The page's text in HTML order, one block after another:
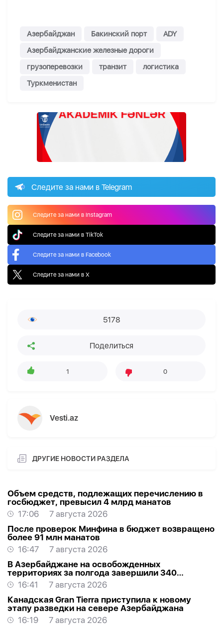
Азербайджан Бакинский порт
ADY
Азербайджанские железные дороги
грузоперевозки
транзит
логистика
Туркменистан
Следите за нами в Telegram
Следите за нами в Instagram
Следите за нами в TikTok
Следите за нами в Facebook
Следите за нами в X
5178
Поделиться
1 0
Vesti.az
ДРУГИЕ НОВОСТИ РАЗДЕЛА
Объем средств, подлежащих перечислению в
госбюджет, превысил 4 млрд манатов
17:06
7 августа 2026
После проверок Минфина в бюджет возвращено
более 91 млн манатов
16:47
7 августа 2026
В Азербайджане на освобожденных
территориях за полгода завершили 340
проектов
16:41
7 августа 2026
Канадская Gran Tierra приступила к новому
этапу разведки на севере Азербайджана
16:19
7 августа 2026